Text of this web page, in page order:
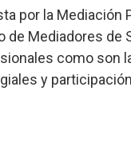
por la Mediación
de Mediadores de
como son
y